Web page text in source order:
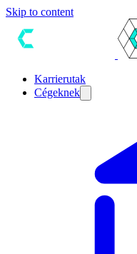
Skip to content
Karrierutak
Cégeknek